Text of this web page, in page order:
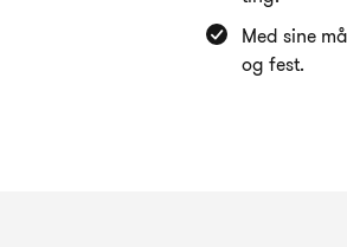
Med sine
og fest.